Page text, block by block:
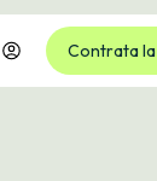
Contrata la